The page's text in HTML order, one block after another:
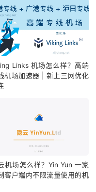
Links 机场怎么样？高端
机场加速器 | 新上三网优化
机场怎么样？Yin Yun 一家
客户端内不限流量使用的机